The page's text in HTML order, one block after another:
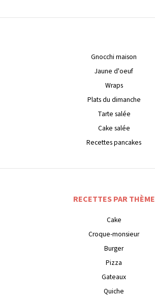
Gnocchi maison
Jaune d'oeuf
Wraps
Plats du dimanche
Tarte salée
Cake salée
Recettes pancakes
RECETTES PAR THÈME
Cake
Croque-monsieur
Burger
Pizza
Gateaux
Quiche